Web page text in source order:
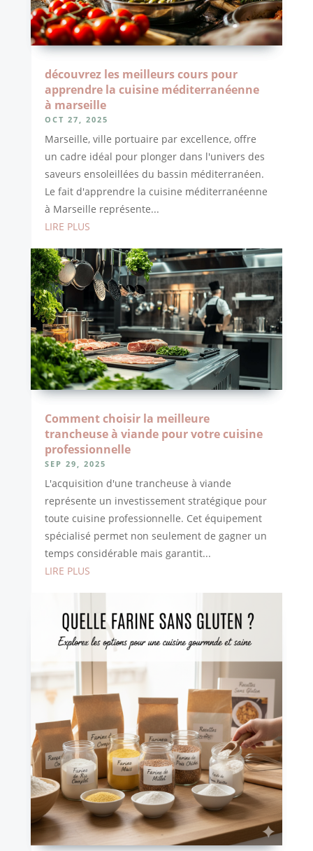
découvrez les meilleurs cours pour
apprendre la cuisine méditerranéenne
à marseille
OCT 27, 2025
Marseille, ville portuaire par excellence, offre
un cadre idéal pour plonger dans l'univers des
saveurs ensoleillées du bassin méditerranéen.
Le fait d'apprendre la cuisine méditerranéenne
à Marseille représente...
LIRE PLUS
Comment choisir la meilleure
trancheuse à viande pour votre cuisine
professionnelle
SEP 29, 2025
L'acquisition d'une trancheuse à viande
représente un investissement stratégique pour
toute cuisine professionnelle. Cet équipement
spécialisé permet non seulement de gagner un
temps considérable mais garantit...
LIRE PLUS